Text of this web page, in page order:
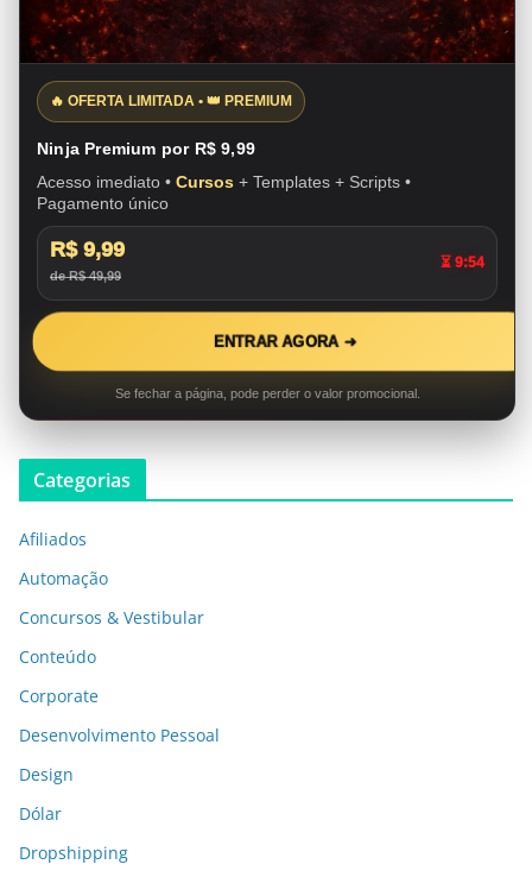
🔥 OFERTA LIMITADA • 👑 PREMIUM
Ninja Premium por R$ 9,99
Acesso imediato • Cursos + Templates + Scripts •
Pagamento único
R$ 9,99
de R$ 49,99
⏳ 9:53
ENTRAR AGORA ➜
Se fechar a página, pode perder o valor promocional.
Categorias
Afiliados
Automação
Concursos & Vestibular
Conteúdo
Corporate
Desenvolvimento Pessoal
Design
Dólar
Dropshipping